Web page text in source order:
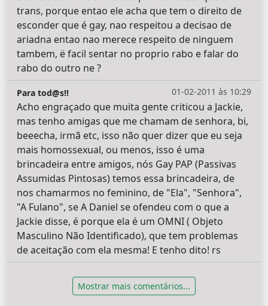
trans, porque entao ele acha que tem o direito de
esconder que é gay, nao respeitou a decisao de
ariadna entao nao merece respeito de ninguem
tambem, ë facil sentar no proprio rabo e falar do
rabo do outro ne ?
01-02-2011 às 10:29
Para tod@s!!
Acho engraçado que muita gente criticou a Jackie,
mas tenho amigas que me chamam de senhora, bi,
beeecha, irmã etc, isso não quer dizer que eu seja
mais homossexual, ou menos, isso é uma
brincadeira entre amigos, nós Gay PAP (Passivas
Assumidas Pintosas) temos essa brincadeira, de
nos chamarmos no feminino, de "Ela", "Senhora",
"A Fulano", se A Daniel se ofendeu com o que a
Jackie disse, é porque ela é um OMNI ( Objeto
Masculino Não Identificado), que tem problemas
de aceitação com ela mesma! E tenho dito! rs
Mostrar mais comentários...